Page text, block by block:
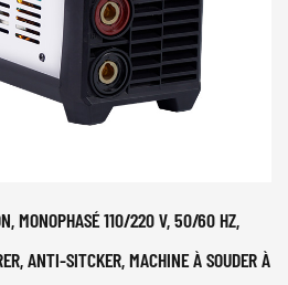
MONOPHASÉ 110/220 V, 50/60 HZ,
ANTI-SITCKER, MACHINE À SOUDER À